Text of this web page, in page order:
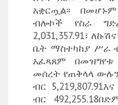
አቋርጧል፡፡
ብሎኮች የስራ
2,031,357.91፣
ቤት ማስተካከያ ሥራ
አፈጻጸም
መሰረት የጠቅላላ
ብር
ብር